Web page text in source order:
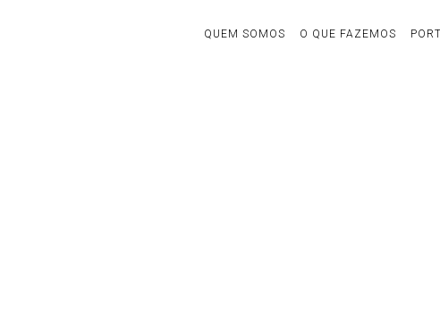
QUEM SOMOS O QUE FAZEMOS